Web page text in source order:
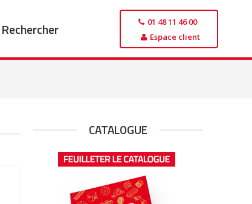
Rechercher
01 48 11 46 00
Espace client
CATALOGUE